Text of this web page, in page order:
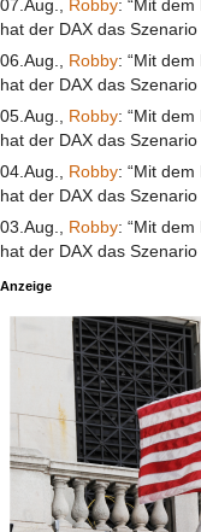
07.Aug., Robby: “Mit
hat der DAX das
06.Aug., Robby: “Mit
hat der DAX das
05.Aug., Robby: “Mit
hat der DAX das
04.Aug., Robby: “Mit
hat der DAX das
03.Aug., Robby: “Mit
hat der DAX das
Anzeige